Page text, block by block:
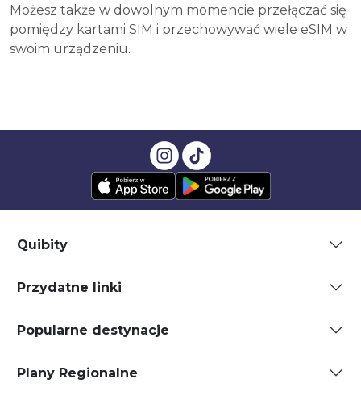
Możesz także w dowolnym momencie przełączać się
pomiędzy kartami SIM i przechowywać wiele eSIM w
swoim urządzeniu.
Quibity
Przydatne linki
Popularne destynacje
Plany Regionalne